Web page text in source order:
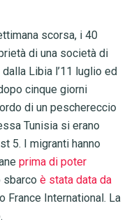
scorsa, i 40
di una società di
Libia l’11 luglio ed
cinque giorni
di un peschereccio
Tunisia si erano
5. I migranti hanno
prima di poter
sbarco è stata data da
France International. La